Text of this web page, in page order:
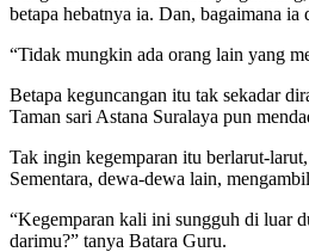
betapa hebatnya ia. Dan, bagaimana
“Tidak mungkin ada orang lain yang
Betapa keguncangan itu tak sekadar
Taman sari Astana Suralaya pun
Tak ingin kegemparan itu berlarut-
Sementara, dewa-dewa lain,
“Kegemparan kali ini sungguh di luar
darimu?” tanya Batara Guru.